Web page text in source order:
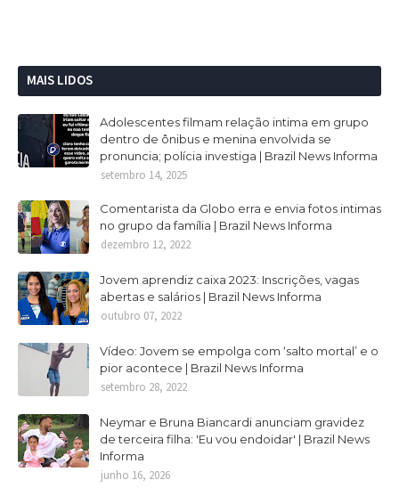
MAIS LIDOS
Adolescentes filmam relação intima em grupo
dentro de ônibus e menina envolvida se
pronuncia; polícia investiga | Brazil News Informa
setembro 14, 2025
Comentarista da Globo erra e envia fotos intimas
no grupo da família | Brazil News Informa
dezembro 12, 2022
Jovem aprendiz caixa 2023: Inscrições, vagas
abertas e salários | Brazil News Informa
outubro 07, 2022
Vídeo: Jovem se empolga com ‘salto mortal’ e o
pior acontece | Brazil News Informa
setembro 28, 2022
Neymar e Bruna Biancardi anunciam gravidez
de terceira filha: 'Eu vou endoidar' | Brazil News
Informa
junho 16, 2026